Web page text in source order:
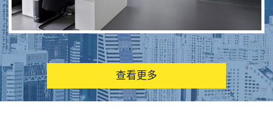
图书馆RFID电子标签管理系统
查看更多